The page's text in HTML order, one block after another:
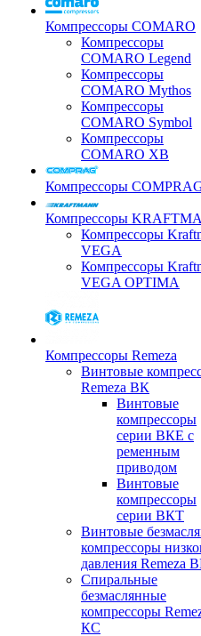
Компрессоры COMARO
Компрессоры
COMARO Legend
Компрессоры
COMARO Mythos
Компрессоры
COMARO Symbol
Компрессоры
COMARO XB
Компрессоры
Компрессоры
Компрессоры
VEGA
Компрессоры
VEGA OPTIMA
Компрессоры Remeza
Винтовые
Remeza ВК
Винтовые
компрессоры
серии ВКЕ с
ременным
приводом
Винтовые
компрессоры
серии ВКТ
Винтовые
компрессоры
давления Remeza
Спиральные
безмаслянные
компрессоры
КС